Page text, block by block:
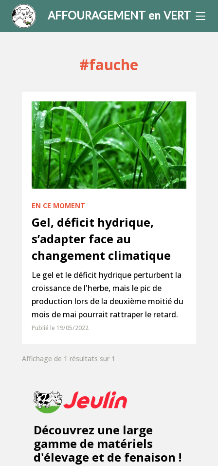
AFFOURAGEMENT en VERT
#fauche
EN CE MOMENT
Gel, déficit hydrique,
s’adapter face au
changement climatique
Le gel et le déficit hydrique perturbent la
croissance de l'herbe, mais le pic de
production lors de la deuxième moitié du
mois de mai pourrait rattraper le retard.
Publié le 19/05/2022
Affichage de 1 résultats sur 1
Découvrez une large
gamme de matériels
d'élevage et de fenaison !